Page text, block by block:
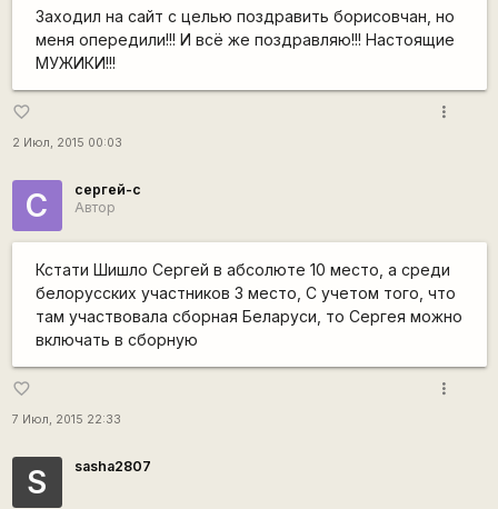
Заходил на сайт с целью поздравить борисовчан, но
меня опередили!!! И всё же поздравляю!!! Настоящие
МУЖИКИ!!!
favorite_border
2 Июл, 2015 00:03
more_vert
С
сергей-с
Автор
Кстати Шишло Сергей в абсолюте 10 место, а среди
белорусских участников 3 место, С учетом того, что
там участвовала сборная Беларуси, то Сергея можно
включать в сборную
favorite_border
7 Июл, 2015 22:33
more_vert
S sasha2807